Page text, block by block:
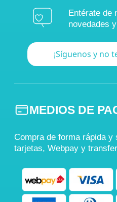
Entérate de
novedades
¡Síguenos y no
MEDIOS DE
Compra de forma rápida y
tarjetas, Webpay y